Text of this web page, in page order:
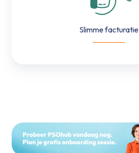
Slimme facturatie